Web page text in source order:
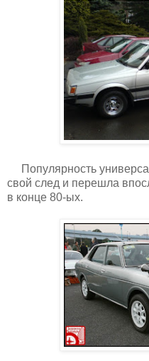
Популярность
свой след и перешла
в конце 80-ых.